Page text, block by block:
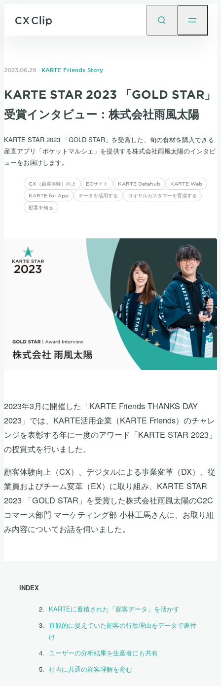
2023.06.29 KARTE Friends Story
KARTE STAR 2023 「GOLD STAR」
受賞インタビュー：株式会社雨風太陽
KARTE STAR 2023 「GOLD STAR」を受賞した、旬の食材を購入できる
産直アプリ「ポケットマルシェ」を提供する株式会社雨風太陽のインタビ
ューをお届けします。
CX（顧客体験）向上 ECサイト KARTE Datahub
KARTE Web
KARTE for App
データを活用する
ロイヤルカスタマーを育成する
顧客を知る
2023年3月に開催した「KARTE Friends THANKS DAY
2023」では、KARTE活用企業（KARTE Friends）のチャレ
ンジを表彰する年に一度のアワード「KARTE STAR 2023」
の授賞式を行いました。
顧客体験向上（CX）、デジタルによる事業変革（DX）、従
業員およびチーム変革（EX）に取り組み、KARTE STAR
2023 「GOLD STAR」を受賞した株式会社雨風太陽のC2C
コマース部門 マーケティング部 小林工馬さんに、お取り組
み内容についてお話を伺いました。
INDEX
KARTEに蓄積された「顧客データ」を活かす
直観的に捉えていた顧客の行動理由をデータで裏付
け
ユーザーの分析結果を生産者にも共有
社内に共通の顧客理解を育む